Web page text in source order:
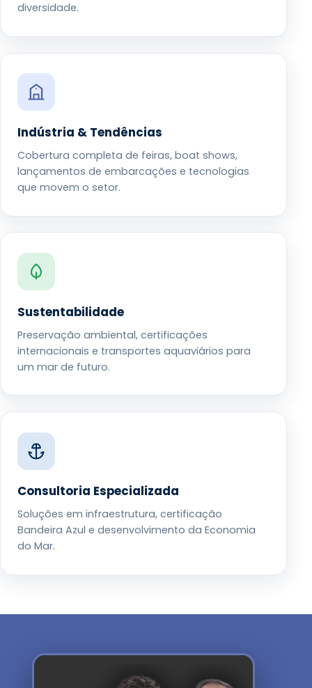
diversidade.
Indústria & Tendências
Cobertura completa de feiras, boat shows,
lançamentos de embarcações e tecnologias
que movem o setor.
Sustentabilidade
Preservação ambiental, certificações
internacionais e transportes aquaviários para
um mar de futuro.
Consultoria Especializada
Soluções em infraestrutura, certificação
Bandeira Azul e desenvolvimento da Economia
do Mar.